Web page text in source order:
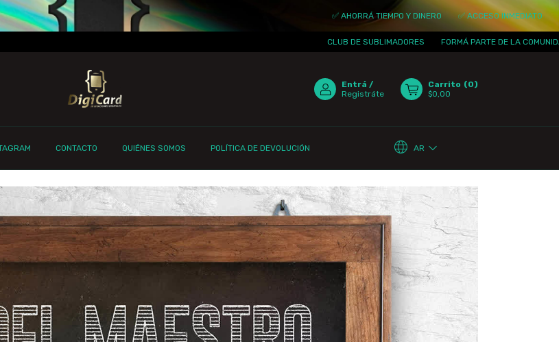
✅ AHORRÁ TIEMPO Y DINERO ✅ ACCESO INMEDIATO ✅
CLUB DE SUBLIMADORES FORMÁ PARTE DE LA COMUNIDAD ¡TE
Entrá /
Registráte
Carrito (0)
$0,00
CONTACTO QUIÉNES SOMOS POLÍTICA DE DEVOLUCIÓN AR